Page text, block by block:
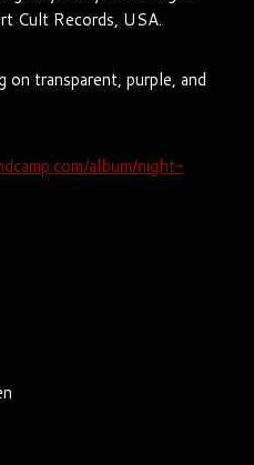
Cult Records, USA.
on transparent, purple, and
album/night-